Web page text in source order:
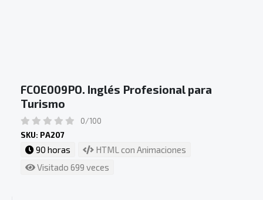
FCOE009PO. Inglés Profesional para
Turismo
0/100
SKU: PA207
90 horas
HTML con Animaciones
Visitado 699 veces